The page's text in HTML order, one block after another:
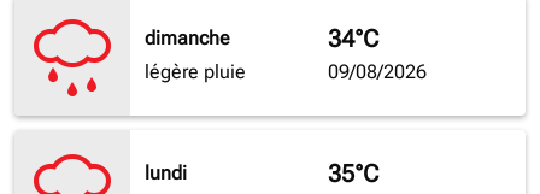
dimanche
légère pluie
34°C
09/08/2026
lundi
35°C